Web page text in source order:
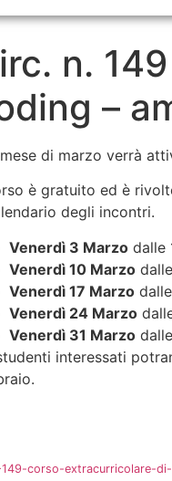
n.
–
di marzo verrà
è gratuito ed è
degli incontri.
Venerdì 3 Marzo dalle
Venerdì 10 Marzo
Venerdì 17 Marzo
Venerdì 24 Marzo
Venerdì 31 Marzo
interessati
corso-extracurricolare-